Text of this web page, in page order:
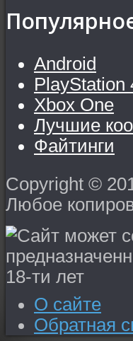
Android
PlayStation
Xbox One
Лучшие
Файтинги
Copyright ©
Любое
О сайте
Обратная